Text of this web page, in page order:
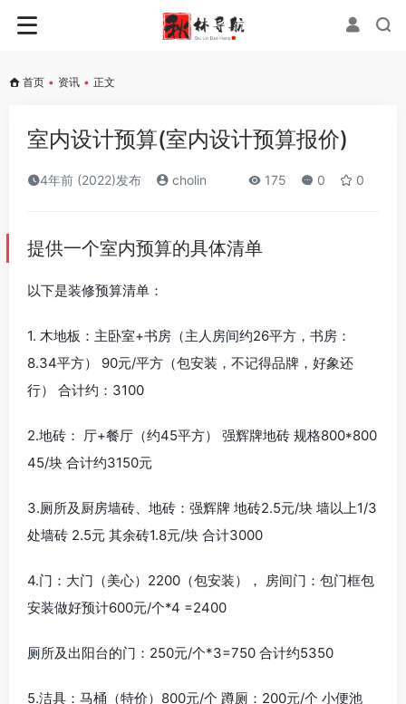
首页 • 资讯 • 正文
室内设计预算(室内设计预算报价)
4年前 (2022)发布 cholin 175 0 0
提供一个室内预算的具体清单
以下是装修预算清单：
1. 木地板：主卧室+书房（主人房间约26平方，书房：
8.34平方） 90元/平方（包安装，不记得品牌，好象还
行） 合计约：3100
2.地砖： 厅+餐厅（约45平方） 强辉牌地砖 规格800*800
45/块 合计约3150元
3.厕所及厨房墙砖、地砖：强辉牌 地砖2.5元/块 墙以上1/3
处墙砖 2.5元 其余砖1.8元/块 合计3000
4.门：大门（美心）2200（包安装）， 房间门：包门框包
安装做好预计600元/个*4 =2400
厕所及出阳台的门：250元/个*3=750 合计约5350
5.洁具：马桶（特价）800元/个 蹲厕：200元/个 小便池